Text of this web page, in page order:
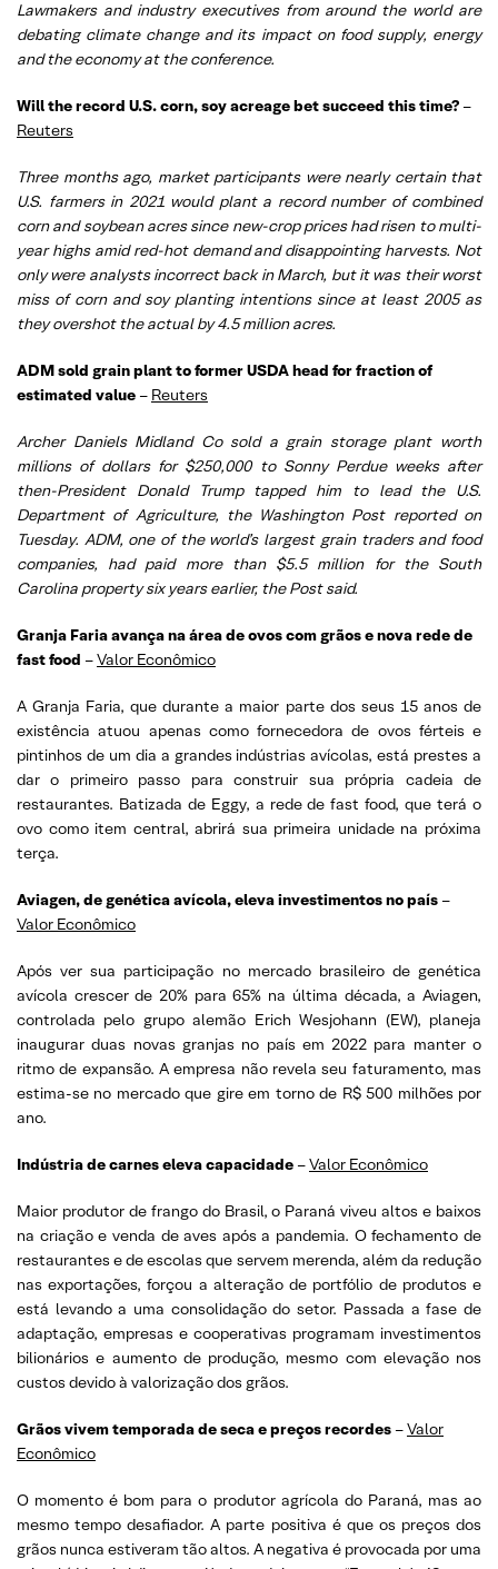
Lawmakers and industry executives from around the world are
debating climate change and its impact on food supply, energy
and the economy at the conference.
Will the record U.S. corn, soy acreage bet succeed this time? –
Reuters
Three months ago, market participants were nearly certain that
U.S. farmers in 2021 would plant a record number of combined
corn and soybean acres since new-crop prices had risen to multi-
year highs amid red-hot demand and disappointing harvests. Not
only were analysts incorrect back in March, but it was their worst
miss of corn and soy planting intentions since at least 2005 as
they overshot the actual by 4.5 million acres.
ADM sold grain plant to former USDA head for fraction of
estimated value – Reuters
Archer Daniels Midland Co sold a grain storage plant worth
millions of dollars for $250,000 to Sonny Perdue weeks after
then-President Donald Trump tapped him to lead the U.S.
Department of Agriculture, the Washington Post reported on
Tuesday. ADM, one of the world’s largest grain traders and food
companies, had paid more than $5.5 million for the South
Carolina property six years earlier, the Post said.
Granja Faria avança na área de ovos com grãos e nova rede de
fast food –Valor Econômico
A Granja Faria, que durante a maior parte dos seus 15 anos de
existência atuou apenas como fornecedora de ovos férteis e
pintinhos de um dia a grandes indústrias avícolas, está prestes a
dar o primeiro passo para construir sua própria cadeia de
restaurantes. Batizada de Eggy, a rede de fast food, que terá o
ovo como item central, abrirá sua primeira unidade na próxima
terça.
Aviagen, de genética avícola, eleva investimentos no país –
Valor Econômico
Após ver sua participação no mercado brasileiro de genética
avícola crescer de 20% para 65% na última década, a Aviagen,
controlada pelo grupo alemão Erich Wesjohann (EW), planeja
inaugurar duas novas granjas no país em 2022 para manter o
ritmo de expansão. A empresa não revela seu faturamento, mas
estima-se no mercado que gire em torno de R$ 500 milhões por
ano.
Indústria de carnes eleva capacidade –Valor Econômico
Maior produtor de frango do Brasil, o Paraná viveu altos e baixos
na criação e venda de aves após a pandemia. O fechamento de
restaurantes e de escolas que servem merenda, além da redução
nas exportações, forçou a alteração de portfólio de produtos e
está levando a uma consolidação do setor. Passada a fase de
adaptação, empresas e cooperativas programam investimentos
bilionários e aumento de produção, mesmo com elevação nos
custos devido à valorização dos grãos.
Grãos vivem temporada de seca e preços recordes –Valor
Econômico
O momento é bom para o produtor agrícola do Paraná, mas ao
mesmo tempo desafiador. A parte positiva é que os preços dos
grãos nunca estiveram tão altos. A negativa é provocada por uma